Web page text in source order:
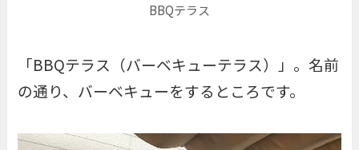
BBQテラス
「BBQテラス（バーベキューテラス）
」。名前
の通り、バーベキューをするところです。